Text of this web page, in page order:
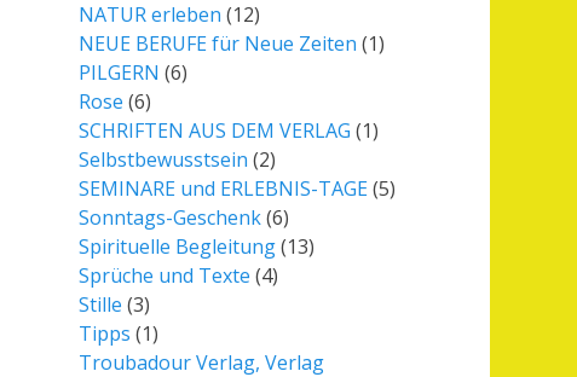
NATUR erleben (12)
NEUE BERUFE für Neue Zeiten (1)
PILGERN (6)
Rose (6)
SCHRIFTEN AUS DEM VERLAG (1)
Selbstbewusstsein (2)
SEMINARE und ERLEBNIS-TAGE(5)
Sonntags-Geschenk(6)
Spirituelle Begleitung(13)
Sprüche und Texte (4)
Stille (3)
Tipps (1)
Troubadour Verlag, Verlag